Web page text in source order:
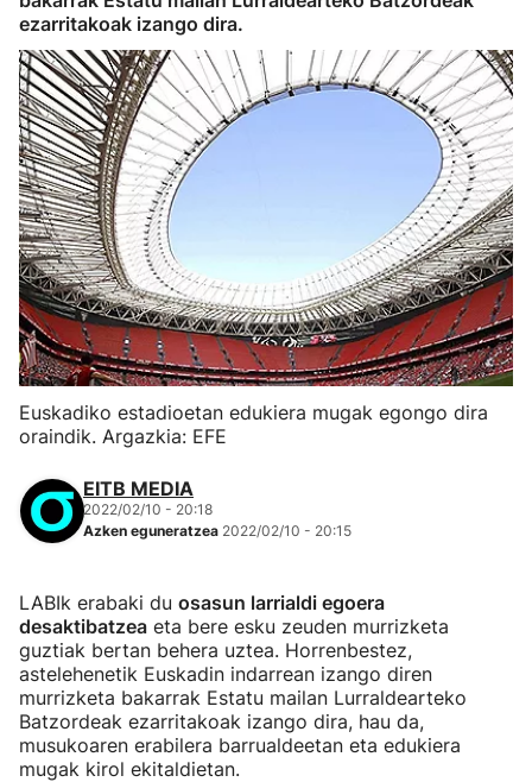
ezarritakoak izango dira.
Euskadiko estadioetan edukiera mugak egongo dira
oraindik. Argazkia: EFE
EITB MEDIA
2022/02/10 - 20:18
Azken eguneratzea 2022/02/10 - 20:15
LABIk erabaki du osasun larrialdi egoera
desaktibatzea eta bere esku zeuden murrizketa
guztiak bertan behera uztea. Horrenbestez,
astelehenetik Euskadin indarrean izango diren
murrizketa bakarrak Estatu mailan Lurraldearteko
Batzordeak ezarritakoak izango dira, hau da,
musukoaren erabilera barrualdeetan eta edukiera
mugak kirol ekitaldietan.